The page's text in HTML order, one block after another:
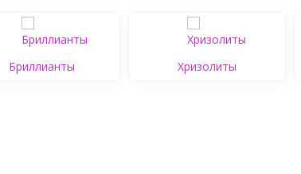
Бриллианты Хризолиты